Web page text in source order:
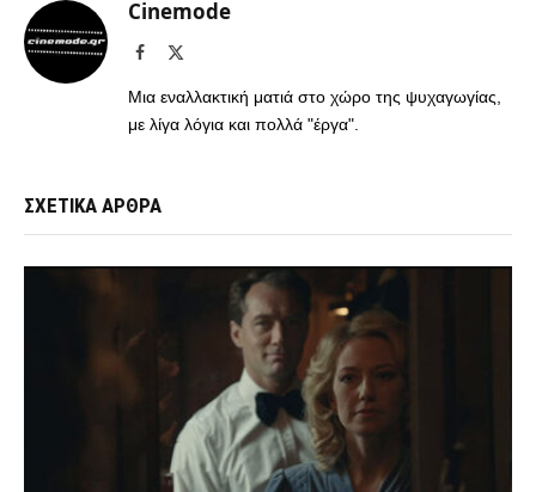
Cinemode
Facebook
Μια εναλλακτική ματιά στο χώρο της ψυχαγωγίας,
με λίγα λόγια και πολλά "έργα".
ΣΧΕΤΙΚΑ ΑΡΘΡΑ